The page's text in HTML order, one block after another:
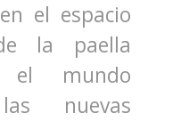
el espacio
la paella
el mundo
nuevas